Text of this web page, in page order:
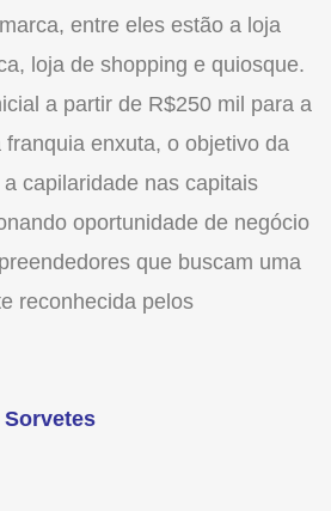
entre eles estão a loja
loja de shopping e quiosque.
a partir de R$250 mil para a
enxuta, o objetivo da
capilaridade nas capitais
oportunidade de negócio
que buscam uma
reconhecida pelos